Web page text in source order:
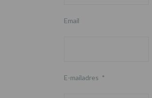
Email
E-mailadres *